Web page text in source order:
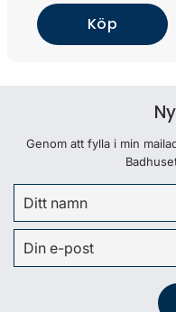
Köp
Genom att fylla i min